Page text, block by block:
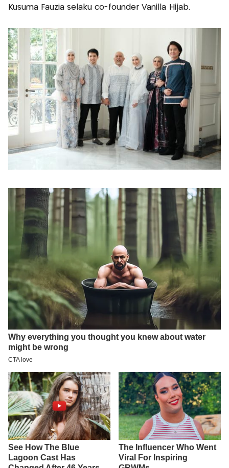
Kusuma Fauzia selaku co-founder Vanilla Hijab.